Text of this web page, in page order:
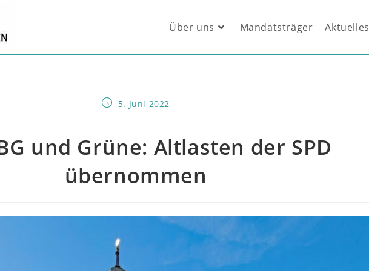
Über uns Mandatsträger Aktuelles
Beitrag5. Juni 2022
und Grüne: Altlasten der SPD
übernommen